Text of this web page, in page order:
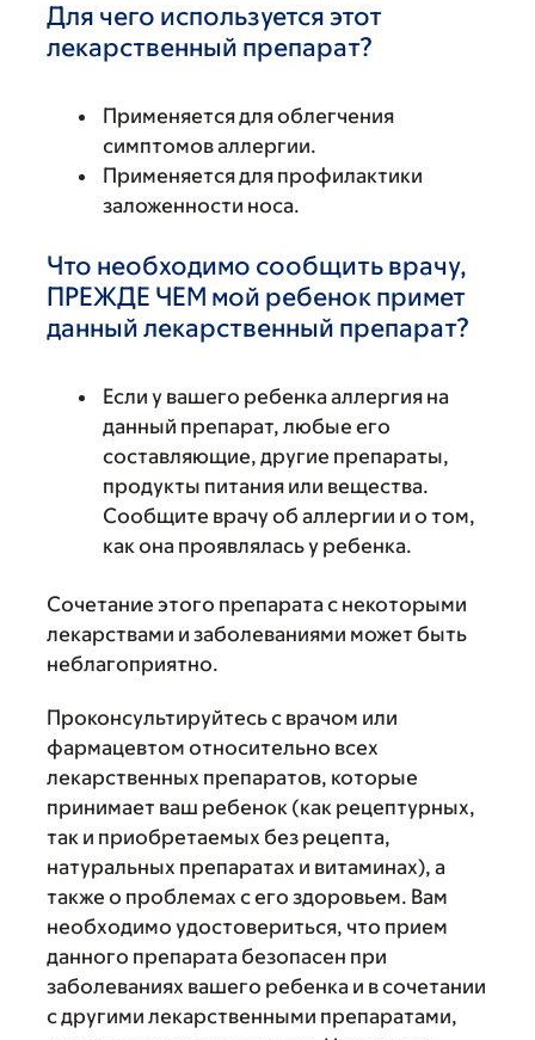
Для чего используется этот
лекарственный препарат?
Применяется для облегчения
симптомов аллергии.
Применяется для профилактики
заложенности носа.
Что необходимо сообщить врачу,
ПРЕЖДЕ ЧЕМ мой ребенок примет
данный лекарственный препарат?
Если у вашего ребенка аллергия на
данный препарат, любые его
составляющие, другие препараты,
продукты питания или вещества.
Сообщите врачу об аллергии и о том,
как она проявлялась у ребенка.
Сочетание этого препарата с некоторыми
лекарствами и заболеваниями может быть
неблагоприятно.
Проконсультируйтесь с врачом или
фармацевтом относительно всех
лекарственных препаратов, которые
принимает ваш ребенок (как рецептурных,
так и приобретаемых без рецепта,
натуральных препаратах и витаминах), а
также о проблемах с его здоровьем. Вам
необходимо удостовериться, что прием
данного препарата безопасен при
заболеваниях вашего ребенка и в сочетании
с другими лекарственными препаратами,